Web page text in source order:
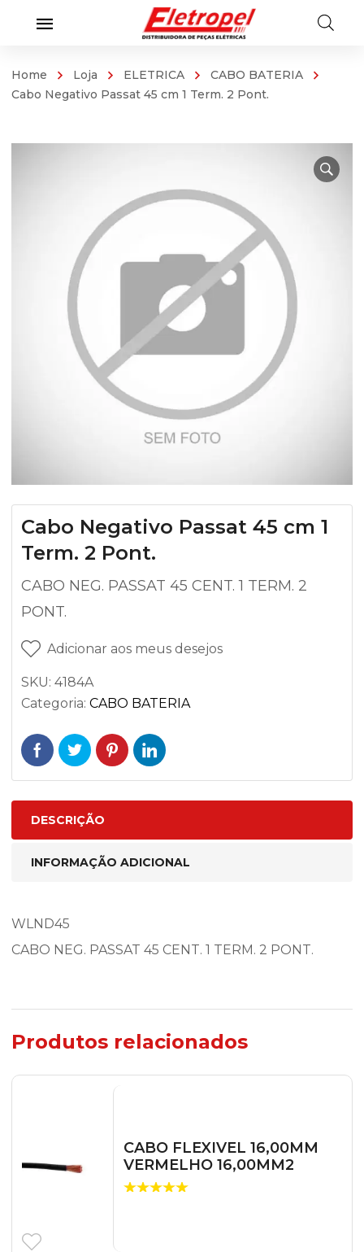
Home Loja ELETRICA
CABO BATERIA
Cabo Negativo Passat 45 cm 1 Term. 2 Pont.
Cabo Negativo Passat 45 cm 1
Term. 2 Pont.
CABO NEG. PASSAT 45 CENT. 1 TERM. 2
PONT.
Adicionar aos meus desejos
SKU: 4184A
Categoria: CABO BATERIA
DESCRIÇÃO
INFORMAÇÃO ADICIONAL
WLND45
CABO NEG. PASSAT 45 CENT. 1 TERM. 2 PONT.
Produtos relacionados
CABO FLEXIVEL 16,00MM
VERMELHO 16,00MM2